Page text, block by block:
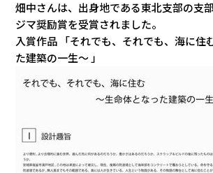
畑中さんは、出身地である東北支部の支
ジマ奨励賞を受賞されました。
入賞作品 「それでも、それでも、海に住
た建築の一生〜 」